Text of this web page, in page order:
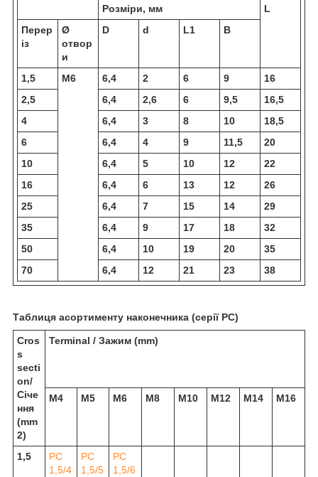
Розміри, мм
L
Перер
із
Ø
отвор
и
D d L1 B
1,5 М6 6,4 2 6 9
16
2,5
6,4 2,6 6 9,5
16,5
4
6,4 3 8 10
18,5
6
6,4 4 9 11,5
20
10
6,4 5 10 12
22
16
6,4 6 13 12
26
25
6,4 7 15 14
29
35
6,4 9 17 18
32
50
6,4 10 19 20
35
70
6,4 12 21 23 38
Таблиця асортименту наконечника (серії РС)
Cros
s
secti
on/
Січе
ння
(mm
2)
Terminal / Зажим (mm)
М4 М5 М6 М8 М10 М12 М14 М16
1,5
РС
1,5/4
РС
1,5/5
РС
1,5/6